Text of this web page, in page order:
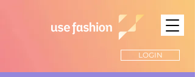
LOGIN